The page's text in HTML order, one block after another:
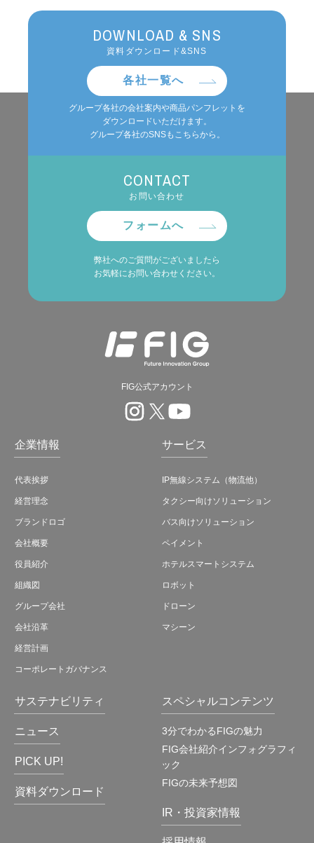
DOWNLOAD & SNS
資料ダウンロード&SNS
各社一覧へ
グループ各社の会社案内や商品パンフレットを
ダウンロードいただけます。
グループ各社のSNSもこちらから。
CONTACT
お問い合わせ
フォームへ
弊社へのご質問がございましたら
お気軽にお問い合わせください。
FIG公式アカウント
企業情報
代表挨拶
経営理念
ブランドロゴ
会社概要
役員紹介
組織図
グループ会社
会社沿革
経営計画
コーポレートガバナンス
サービス
IP無線システム（物流他）
タクシー向けソリューション
バス向けソリューション
ペイメント
ホテルスマートシステム
ロボット
ドローン
マシーン
サステナビリティ
ニュース
PICK UP!
資料ダウンロード
スペシャルコンテンツ
3分でわかるFIGの魅力
FIG会社紹介インフォグラフィ
ック
FIGの未来予想図
IR・投資家情報